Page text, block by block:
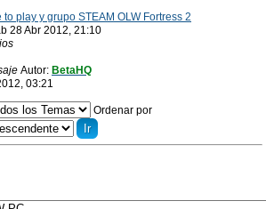
to play y grupo STEAM OLW Fortress 2
28 Abr 2012, 21:10
Autor: BetaHQ
03:21
Ordenar por